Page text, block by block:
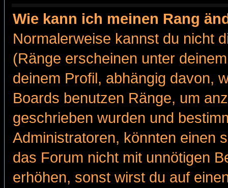
Wie kann ich meinen Rang
Normalerweise kannst du nicht
(Ränge erscheinen unter
deinem Profil, abhängig davon,
Boards benutzen Ränge, um
geschrieben wurden und
Administratoren, könnten einen
das Forum nicht mit unnötigen
erhöhen, sonst wirst du auf